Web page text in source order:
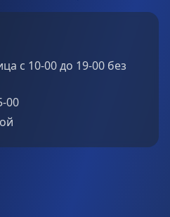
с 10-00 до 19-00 без
00